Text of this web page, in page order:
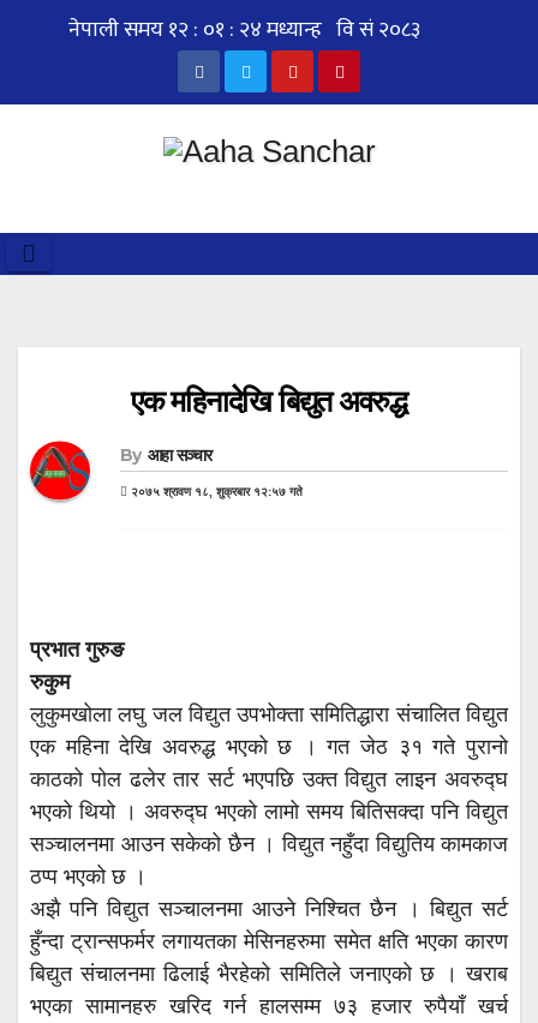
एक महिनादेखि बिद्युत अवरुद्ध
By आहा सञ्चार
२०७५ श्रावण १८, शुक्रबार १२:५७ गते
प्रभात गुरुङ
रुकुम
लुकुमखोला लघु जल विद्युत उपभोक्ता समितिद्धारा संचालित विद्युत
एक महिना देखि अवरुद्ध भएको छ । गत जेठ ३१ गते पुरानो
काठको पोल ढलेर तार सर्ट भएपछि उक्त विद्युत लाइन अवरुद्घ
भएको थियो । अवरुद्घ भएको लामो समय बितिसक्दा पनि विद्युत
सञ्चालनमा आउन सकेको छैन । विद्युत नहुँदा विद्युतिय कामकाज
ठप्प भएको छ ।
अझै पनि विद्युत सञ्चालनमा आउने निश्चित छैन । बिद्युत सर्ट
हुँन्दा ट्रान्सफर्मर लगायतका मेसिनहरुमा समेत क्षति भएका कारण
बिद्युत संचालनमा ढिलाई भैरहेको समितिले जनाएको छ । खराब
भएका सामानहरु खरिद गर्न हालसम्म ७३ हजार रुपैयाँ खर्च